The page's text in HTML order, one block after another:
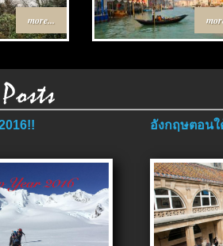
more...
อังกฤษตอนใ